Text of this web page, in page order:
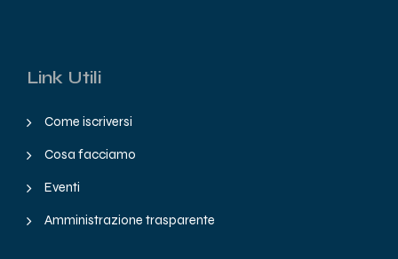
Link Utili
Come iscriversi
Cosa facciamo
Eventi
Amministrazione trasparente